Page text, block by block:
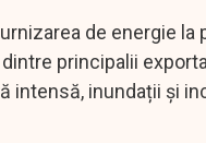
de energie
principalii
inundații și